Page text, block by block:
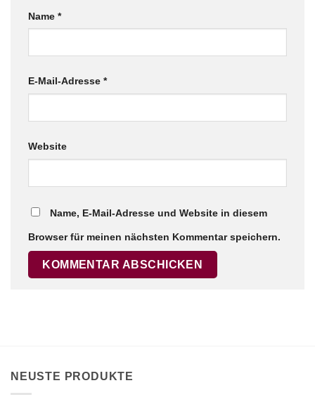
Name *
E-Mail-Adresse *
Website
Name, E-Mail-Adresse und Website in diesem
Browser für meinen nächsten Kommentar speichern.
NEUSTE PRODUKTE